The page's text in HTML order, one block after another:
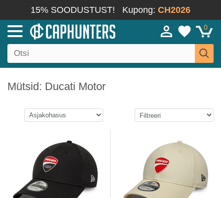
15% SOODUSTUST! Kupong: CH2026
0
Mütsid: Ducati Motor